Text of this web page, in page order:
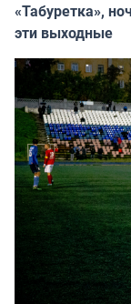
«Табуретка»,
эти выходные